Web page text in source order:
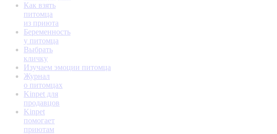
Как взять
питомца
из приюта
Беременность
у питомца
Выбрать
кличку
Изучаем эмоции питомца
Журнал
о питомцах
Kinpet для
продавцов
Kinpet
помогает
приютам